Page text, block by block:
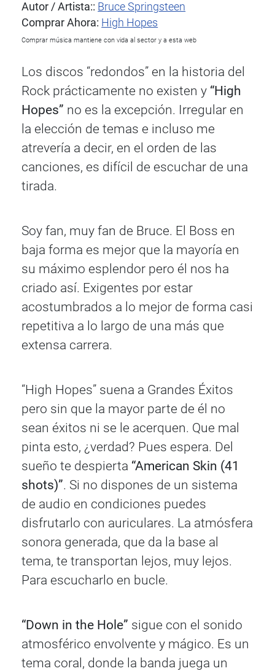
Autor / Artista:: Bruce Springsteen
Comprar Ahora: High Hopes
Comprar música mantiene con vida al sector y a esta web
Los discos “redondos” en la historia del
Rock prácticamente no existen y “High
Hopes” no es la excepción. Irregular en
la elección de temas e incluso me
atrevería a decir, en el orden de las
canciones, es difícil de escuchar de una
tirada.
Soy fan, muy fan de Bruce. El Boss en
baja forma es mejor que la mayoría en
su máximo esplendor pero él nos ha
criado así. Exigentes por estar
acostumbrados a lo mejor de forma casi
repetitiva a lo largo de una más que
extensa carrera.
“High Hopes” suena a Grandes Éxitos
pero sin que la mayor parte de él no
sean éxitos ni se le acerquen. Que mal
pinta esto, ¿verdad? Pues espera. Del
sueño te despierta “American Skin (41
shots)”. Si no dispones de un sistema
de audio en condiciones puedes
disfrutarlo con auriculares. La atmósfera
sonora generada, que da la base al
tema, te transportan lejos, muy lejos.
Para escucharlo en bucle.
“Down in the Hole” sigue con el sonido
atmosférico envolvente y mágico. Es un
tema coral, donde la banda juega un